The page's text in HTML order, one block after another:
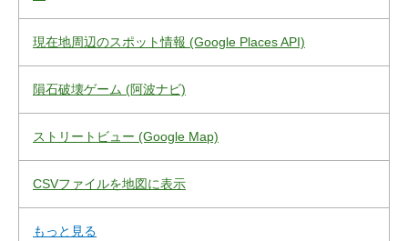
現在地周辺のスポット情報 (Google Places API)
隕石破壊ゲーム (阿波ナビ)
ストリートビュー (Google Map)
CSVファイルを地図に表示
もっと見る